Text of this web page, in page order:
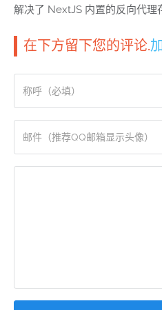
解决了 NextJS 内置的反向代理
在下方留下您的评论.